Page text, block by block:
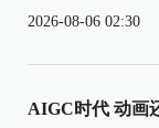
2026-08-06 02:30
AIGC时代 动画